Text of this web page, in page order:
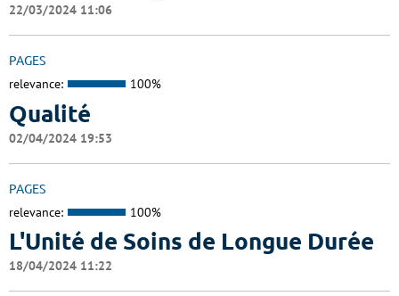
22/03/2024 11:06
PAGES
relevance: 100%
Qualité
02/04/2024 19:53
PAGES
relevance: 100%
L'Unité de Soins de Longue Durée
18/04/2024 11:22